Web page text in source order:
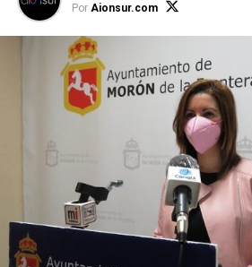
Por Aionsur.com